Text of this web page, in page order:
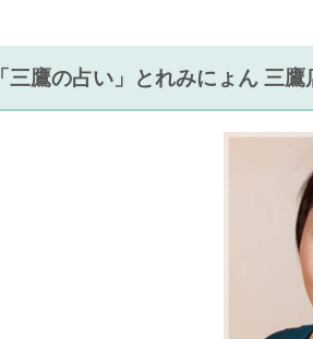
「三鷹の占い」とれみにょん 三鷹